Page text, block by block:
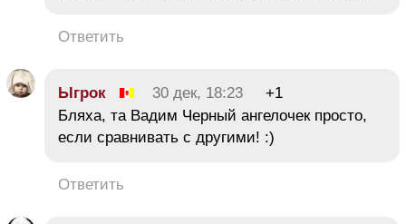
Ответить
Ыгрок 30 дек, 18:23
+1
Бляха, та Вадим Черный ангелочек просто,
если сравнивать с другими! :)
Ответить